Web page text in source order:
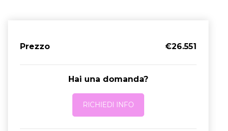
Prezzo €26.551
Hai una domanda?
RICHIEDI INFO